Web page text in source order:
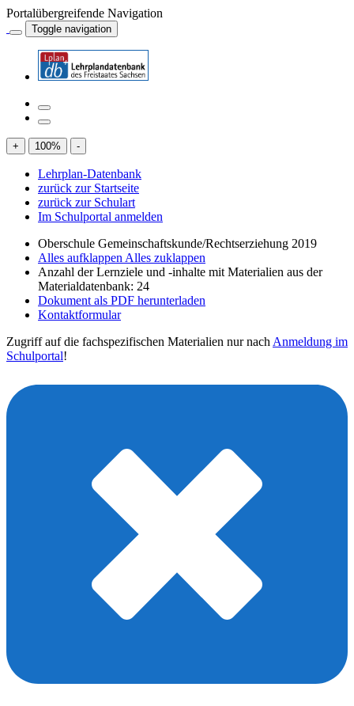
Portalübergreifende Navigation
Toggle navigation
+ 100% -
Lehrplan-Datenbank
zurück zur Startseite
zurück zur Schulart
Im Schulportal anmelden
Oberschule Gemeinschaftskunde/Rechtserziehung 2019
Alles aufklappen Alles zuklappen
Anzahl der Lernziele und -inhalte mit Materialien aus der
Materialdatenbank: 24
Dokument als PDF herunterladen
Kontaktformular
Zugriff auf die fachspezifischen Materialien nur nach Anmeldung im
Schulportal!